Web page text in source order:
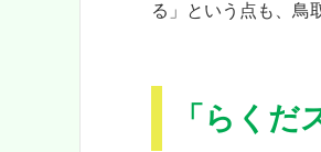
る」という点も、鳥
「らく